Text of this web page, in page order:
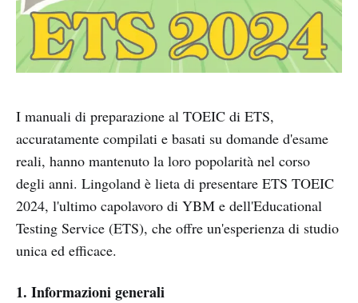
I manuali di preparazione al TOEIC di ETS,
accuratamente compilati e basati su domande d'esame
reali, hanno mantenuto la loro popolarità nel corso
degli anni. Lingoland è lieta di presentare ETS TOEIC
2024, l'ultimo capolavoro di YBM e dell'Educational
Testing Service (ETS), che offre un'esperienza di studio
unica ed efficace.
1. Informazioni generali